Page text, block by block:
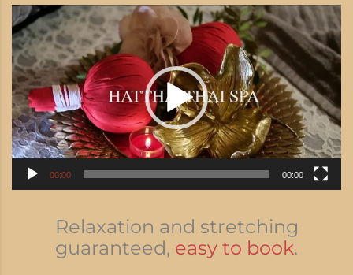
Video
Player
00:00 00:00
Relaxation and stretching
guaranteed, easy to book.